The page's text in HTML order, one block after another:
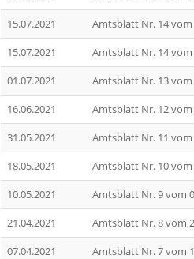
15.07.2021
Amtsblatt Nr. 14 vom
15.07.2021
Amtsblatt Nr. 14 vom
01.07.2021
Amtsblatt Nr. 13 vom
16.06.2021
Amtsblatt Nr. 12 vom
31.05.2021
Amtsblatt Nr. 11 vom
18.05.2021
Amtsblatt Nr. 10 vom
10.05.2021
Amtsblatt Nr. 9 vom
21.04.2021
Amtsblatt Nr. 8 vom
07.04.2021
Amtsblatt Nr. 7 vom